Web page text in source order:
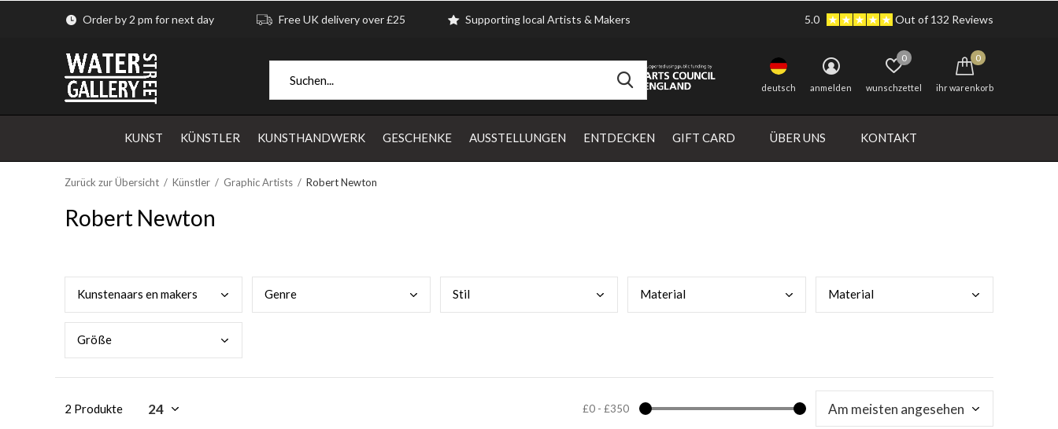
KUNST KÜNSTLER KUNSTHANDWERK GESCHENKE AUSSTELLUNGEN ENTDECKEN GIFT CARD ÜBER UNS KONTAKT
deutsch anmelden wunschzettel
0
ihr warenkorb
0
Order by 2 pm for next day Free UK delivery over £25 Supporting local Artists & Makers 5.0 Out of 132 Reviews
Zurück zur Übersicht Künstler Graphic Artists Robert Newton
Robert Newton
Kunstenaars en makers Genre Stil Material Material
Größe
2 Produkte £0- £350